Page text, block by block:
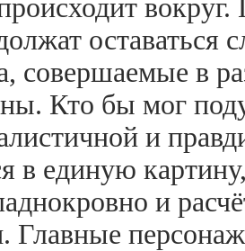
совершаемые в
Кто бы мог
и
в единую
и
Главные